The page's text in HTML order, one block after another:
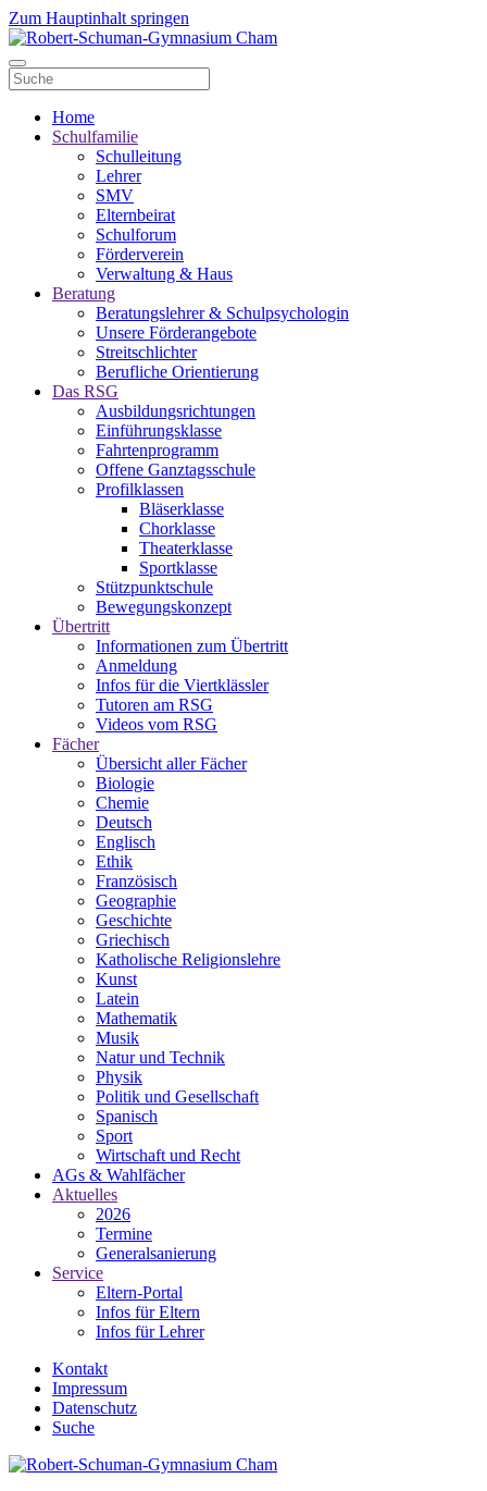
Zum Hauptinhalt springen
Home
Schulfamilie
Schulleitung
Lehrer
SMV
Elternbeirat
Schulforum
Förderverein
Verwaltung & Haus
Beratung
Beratungslehrer & Schulpsychologin
Unsere Förderangebote
Streitschlichter
Berufliche Orientierung
Das RSG
Ausbildungsrichtungen
Einführungsklasse
Fahrtenprogramm
Offene Ganztagsschule
Profilklassen
Bläserklasse
Chorklasse
Theaterklasse
Sportklasse
Stützpunktschule
Bewegungskonzept
Übertritt
Informationen zum Übertritt
Anmeldung
Infos für die Viertklässler
Tutoren am RSG
Videos vom RSG
Fächer
Übersicht aller Fächer
Biologie
Chemie
Deutsch
Englisch
Ethik
Französisch
Geographie
Geschichte
Griechisch
Katholische Religionslehre
Kunst
Latein
Mathematik
Musik
Natur und Technik
Physik
Politik und Gesellschaft
Spanisch
Sport
Wirtschaft und Recht
AGs & Wahlfächer
Aktuelles
2026
Termine
Generalsanierung
Service
Eltern-Portal
Infos für Eltern
Infos für Lehrer
Kontakt
Impressum
Datenschutz
Suche